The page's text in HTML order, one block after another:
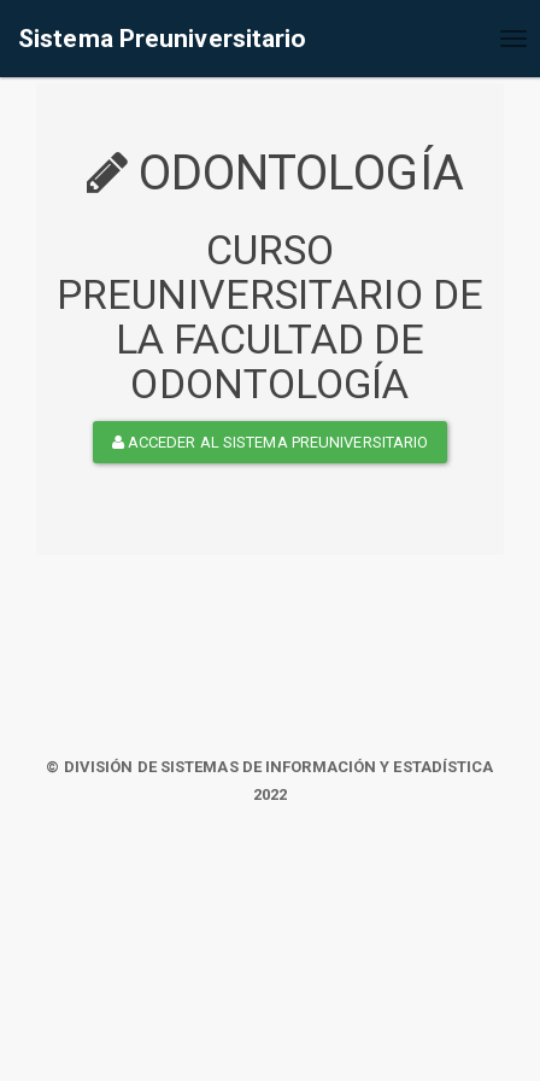
Sistema Preuniversitario
ODONTOLOGÍA
CURSO
PREUNIVERSITARIO DE
LA FACULTAD DE
ODONTOLOGÍA
ACCEDER AL SISTEMA PREUNIVERSITARIO
© DIVISIÓN DE SISTEMAS DE INFORMACIÓN Y ESTADÍSTICA
2022